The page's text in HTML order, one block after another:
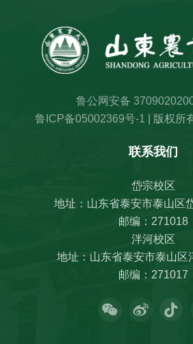
鲁公网安备
鲁ICP备05002369号-1 | 版权所
联系我们
岱宗校区
地址：山东省泰安市泰山区
邮编：271018
泮河校区
地址：山东省泰安市泰山区
邮编：271017